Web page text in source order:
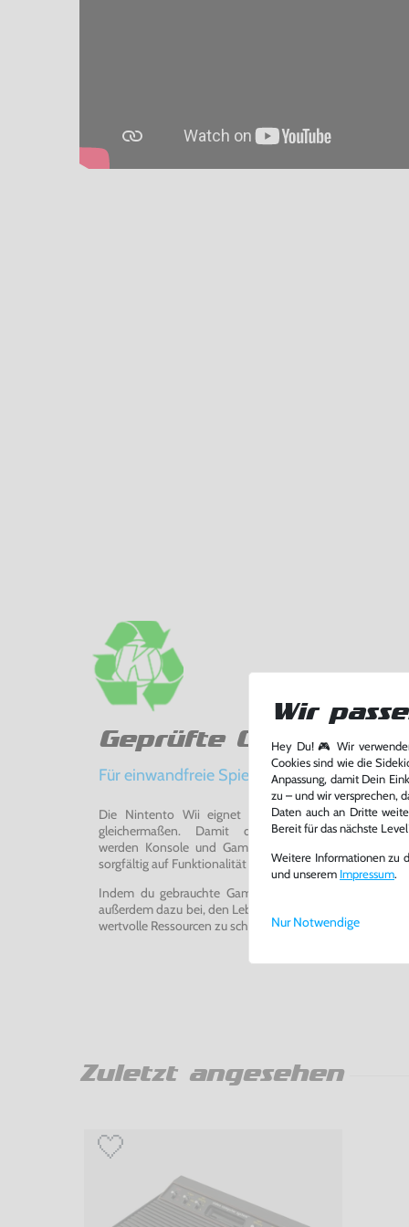
Geprüfte Qualität
Für einwandfreie Spielerlebnisse
Die Nintento Wii eignet sich perfekt für Retro-
gleichermaßen. Damit du ein einwandfreies
werden Konsole und Game in unserer Reparatur-
sorgfältig auf Funktionalität getestet, gereinigt und bei
Indem du gebrauchte Games und Konsolen bei uns
außerdem dazu bei, den Lebenszyklus von Konsolen und
wertvolle Ressourcen zu schonen und Abfall zu vermeiden.
Zuletzt angesehen
Wir
Hey Du! 🎮 Wir
Cookies sind wie die
Anpassung, damit Dein
zu – und wir versprechen,
Daten auch an Dritte
Bereit für das nächste
Weitere Informationen zu
und unserem Impressum.
Nur Notwendige